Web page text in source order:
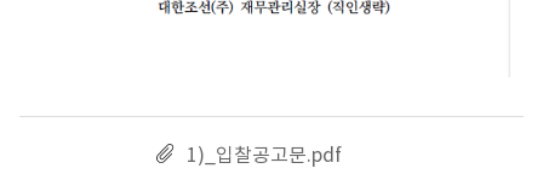
1)_입찰공고문.pdf